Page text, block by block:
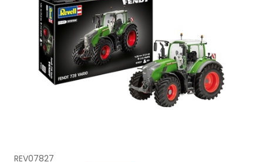
REV07827